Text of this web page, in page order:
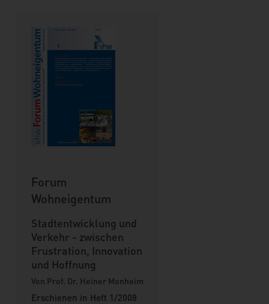
Forum
Wohneigentum
Stadtentwicklung und
Verkehr - zwischen
Frustration, Innovation
und Hoffnung
Von Prof. Dr. Heiner Monheim
Erschienen in Heft 1/2008